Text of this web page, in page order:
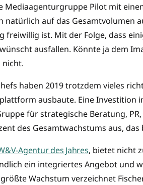
Mediaagenturgruppe Pilot mit
natürlich auf das Gesamtvolumen
freiwillig ist. Mit der Folge, dass
ausfallen. Könnte ja dem
nicht.
haben 2019 trotzdem vieles
ausbaute. Eine Investition
für strategische Beratung,
des Gesamtwachstums aus,
Agentur des Jahres, bietet nicht
ein integriertes Angebot und
Wachstum verzeichnet